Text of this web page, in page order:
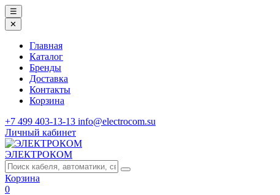
☰
✕
Главная
Каталог
Бренды
Доставка
Контакты
Корзина
+7 499 403-13-13 info@electrocom.su
Личный кабинет
ЭЛЕКТРОКОМ
Корзина
0